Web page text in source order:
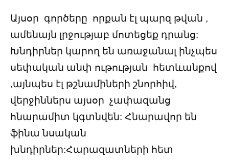
Այսօր գործերը որքան էլ պարզ թվան ,
ամենայն լրջությաբ մոտեցեք դրանց:
Խնդիրներ կարող են առաջանալ ինչպես
սեփական անփ ութության հետևանքով
,այնպես էլ թշնամիների շնորհիվ,
վերջիններս այսօր չափազանց
հնարամիտ կգտնվեն: Հնարավոր են
ֆինա նսական
խնդիրներ:Հարազատների հետ